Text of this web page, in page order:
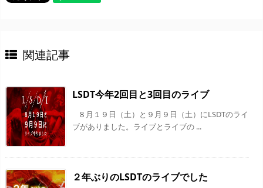
関連記事
LSDT今年2回目と3回目のライブ
８月１９日（土）と９月９日（土）にLSDTのライ
ブがありました。ライブとライブの ...
２年ぶりのLSDTのライブでした